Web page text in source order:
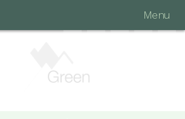
Menu